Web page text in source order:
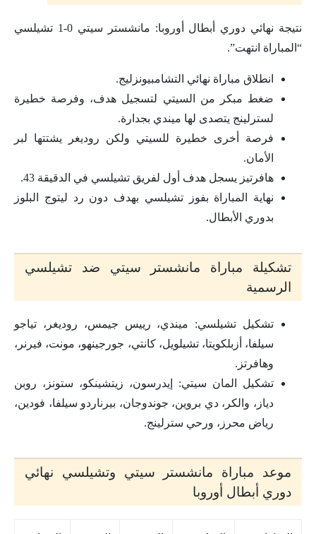
نتيجة نهائي دوري أبطال أوروبا: مانشستر سيتي 0-1 تشيلسي
“المباراة انتهت”.
انطلاق مباراة نهائي التشامبيونزليج.
ضغط مبكر من السيتي لتسجيل هدف، وفرصة خطيرة
لسترلينج يتصدى لها ميندي بجدارة.
فرصة أخرى خطيرة للسيتي ولكن روديغر يشتتها لبر
الأمان.
هافرتيز يسجل هدف أول لفريق تشيلسي في الدقيقة 43.
نهاية المباراة بفوز تشيلسي بهدف دون رد ليتوج البلوز
بدوري الأبطال.
تشكيلة مباراة مانشستر سيتي ضد تشيلسي
الرسمية
تشكيل تشيلسي: ميندي، رييس جيمس، روديغر، تياجو
سيلفا، أزبلكويتا، تشيلويل، كانتي، جورجينهو، مونت، فيرنر،
وهافرتز.
تشكيل المان سيتي: إيدرسون، زيتشينكو، ستونز، روبن
دياز، والكر، دي بروين، جوندوجان، بيرناردو سيلفا، فودين،
رياض محرز، ورحي سترلينج.
موعد مباراة مانشستر سيتي وتشيلسي نهائي
دوري أبطال أوروبا